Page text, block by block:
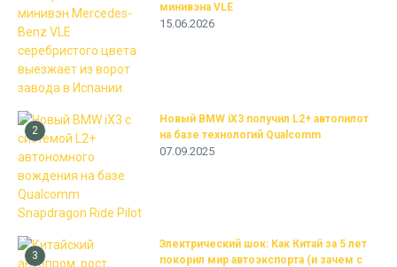
минивэна VLE
15.06.2026
2
Новый BMW iX3 получил L2+ автопилот
на базе технологий Qualcomm
07.09.2025
3
Электрический шок: Как Китай за 5 лет
покорил мир автоэкспорта (и зачем с